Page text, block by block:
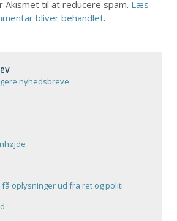
Akismet til at reducere spam. Læs
bliver behandlet.
nyhedsbreve
få oplysninger ud fra ret og politi